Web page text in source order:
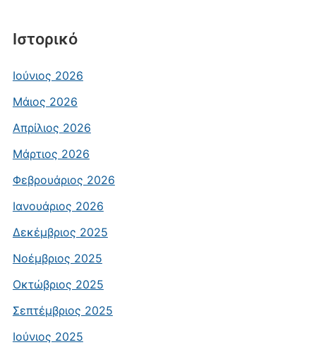
Ιστορικό
Ιούνιος 2026
Μάιος 2026
Απρίλιος 2026
Μάρτιος 2026
Φεβρουάριος 2026
Ιανουάριος 2026
Δεκέμβριος 2025
Νοέμβριος 2025
Οκτώβριος 2025
Σεπτέμβριος 2025
Ιούνιος 2025